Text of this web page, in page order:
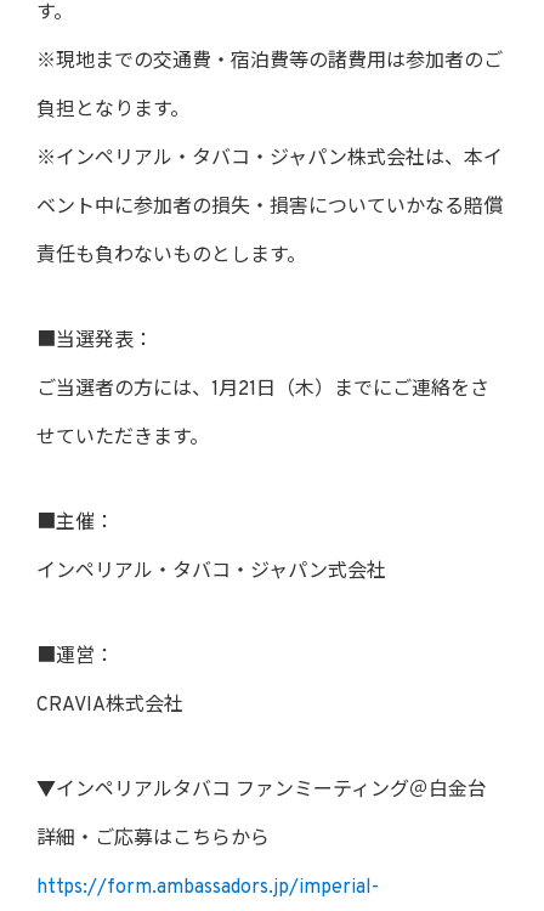
す。
※現地までの交通費・宿泊費等の諸費用は参加者のご
負担となります。
※インペリアル・タバコ・ジャパン株式会社は、本イ
ベント中に参加者の損失・損害についていかなる賠償
責任も負わないものとします。
■当選発表：
ご当選者の方には、1月21日（木）までにご連絡をさ
せていただきます。
■主催：
インペリアル・タバコ・ジャパン式会社
■運営：
CRAVIA株式会社
▼インペリアルタバコ ファンミーティング＠白金台
詳細・ご応募はこちらから
https://form.ambassadors.jp/imperial-